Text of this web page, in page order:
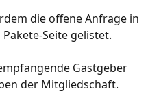
die offene Anfrage in
Seite gelistet.
Gastgeber
der Mitgliedschaft.